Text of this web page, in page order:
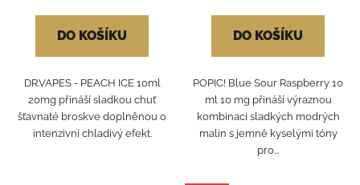
DO KOŠÍKU
DR.VAPES - PEACH ICE 10ml
20mg přináší sladkou chuť
šťavnaté broskve doplněnou o
intenzivní chladivý efekt.
DO KOŠÍKU
POPIC! Blue Sour Raspberry 10
ml 10 mg přináší výraznou
kombinaci sladkých modrých
malin s jemně kyselými tóny
pro...